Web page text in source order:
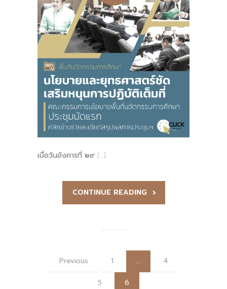
เมื่อวันอังคารที่ ๒๙ […]
CONTINUE READING
Previous 1 … 4
5 6